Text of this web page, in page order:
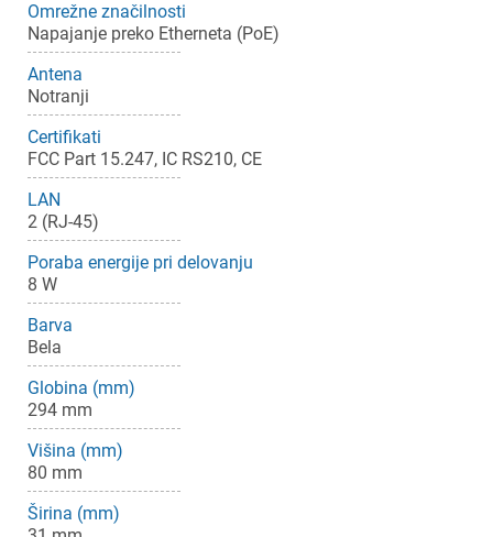
Omrežne značilnosti
Napajanje preko Etherneta (PoE)
Antena
Notranji
Certifikati
FCC Part 15.247, IC RS210, CE
LAN
2 (RJ-45)
Poraba energije pri delovanju
8 W
Barva
Bela
Globina (mm)
294 mm
Višina (mm)
80 mm
Širina (mm)